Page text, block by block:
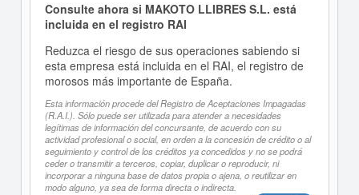
Consulte ahora si MAKOTO LLIBRES S.L. está
incluida en el registro RAI
Reduzca el riesgo de sus operaciones sabiendo si
esta empresa está incluida en el RAI, el registro de
morosos más importante de España.
Esta información procede del Registro de Aceptaciones Impagadas
(R.A.I.). Sólo puede ser utilizada para atender a necesidades
legítimas de información del concursante, de acuerdo con su
actividad profesional o social, en orden a la concesión de crédito o al
seguimiento y control de los créditos ya concedidos y no se podrá
ceder o transmitir a terceros, copiar, duplicar o reproducir, ni
incorporar a ninguna base de datos propia o ajena, o reutilizar en
modo alguno, ya sea de forma directa o indirecta.